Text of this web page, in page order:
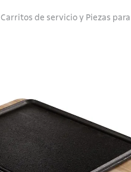
Carritos de servicio y Piezas